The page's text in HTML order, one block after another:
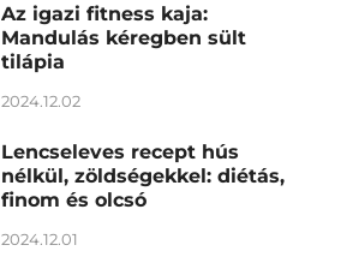
Az igazi fitness kaja:
Mandulás kéregben sült
tilápia
2024.12.02
Lencseleves recept hús
nélkül, zöldségekkel: diétás,
finom és olcsó
2024.12.01